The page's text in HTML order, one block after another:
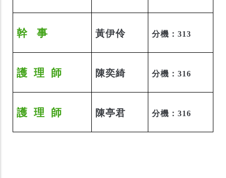
幹 事 黃伊伶 分機：313
護 理 師 陳奕綺 分機：316
護 理 師 陳亭君 分機：316